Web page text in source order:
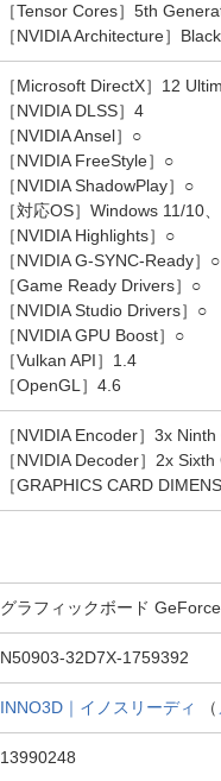
［Tensor Cores］5th
［NVIDIA Architecture］
［Microsoft DirectX］12
［NVIDIA DLSS］4
［NVIDIA Ansel］○
［NVIDIA FreeStyle］○
［NVIDIA ShadowPlay］○
［対応OS］Windows 11/10
［NVIDIA Highlights］○
［NVIDIA G-SYNC-Ready］○
［Game Ready Drivers］○
［NVIDIA Studio Drivers］○
［NVIDIA GPU Boost］○
［Vulkan API］1.4
［OpenGL］4.6
［NVIDIA Encoder］3x
［NVIDIA Decoder］2x
［GRAPHICS CARD
グラフィックボード
N50903-32D7X-1759392
INNO3D｜イノスリーディ （
13990248